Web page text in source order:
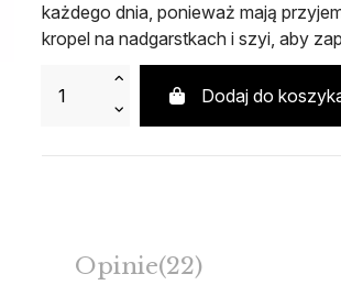
każdego dnia, ponieważ mają
kropel na nadgarstkach i szyi, aby
Dodaj do
Opinie(22)